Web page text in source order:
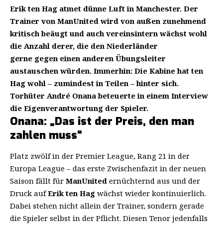
Erik ten Hag atmet dünne Luft in Manchester. Der
Trainer von ManUnited wird von außen zunehmend
kritisch beäugt und auch vereinsintern wächst wohl
die Anzahl derer, die den Niederländer
gerne gegen einen anderen Übungsleiter
austauschen würden. Immerhin: Die Kabine hat ten
Hag wohl – zumindest in Teilen – hinter sich.
Torhüter André Onana beteuerte in einem Interview
die Eigenverantwortung der Spieler.
Onana: „Das ist der Preis, den man
zahlen muss“
Platz zwölf in der Premier League, Rang 21 in der
Europa League – das erste Zwischenfazit in der neuen
Saison fällt für ManUnited ernüchternd aus und der
Druck aufErik ten Hag wächst wieder kontinuierlich.
Dabei stehen nicht allein der Trainer, sondern gerade
die Spieler selbst in der Pflicht. Diesen Tenor jedenfalls